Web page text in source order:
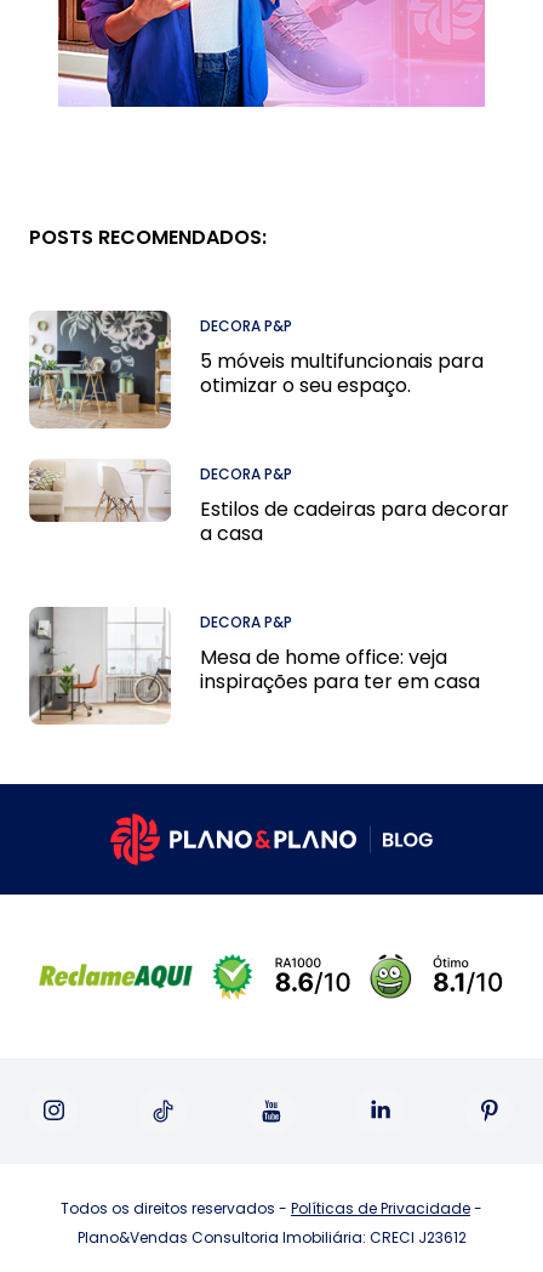
POSTS RECOMENDADOS:
DECORA P&P
5 móveis multifuncionais para
otimizar o seu espaço.
DECORA P&P
Estilos de cadeiras para decorar
a casa
DECORA P&P
Mesa de home office: veja
inspirações para ter em casa
Todos os direitos reservados - Políticas de Privacidade-
Plano&Vendas Consultoria Imobiliária: CRECI J23612